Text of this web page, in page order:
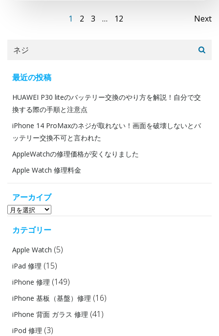
navigation
Page
1 Page
2 Page
3 … Page
12 Next
Search
for:
最近の投稿
HUAWEI P30 liteのバッテリー交換のやり方を解説！自分で交
換する際の手順と注意点
iPhone 14 ProMaxのネジが取れない！画面を破壊しないとバ
ッテリー交換不可と言われた
AppleWatchの修理価格が安くなりました
Apple Watch 修理料金
アーカイブ
ア
カ
イ
カテゴリー
Apple Watch (5)
iPad 修理 (15)
iPhone 修理 (149)
iPhone 基板（基盤）修理 (16)
iPhone 背面 ガラス 修理 (41)
iPod 修理 (3)